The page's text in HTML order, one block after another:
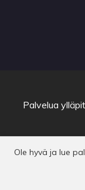
Ole hyvä ja lue
Palvelua